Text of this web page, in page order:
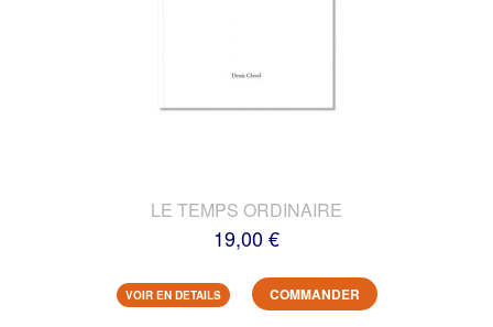
LE TEMPS ORDINAIRE
19,00 €
VOIR EN DETAILS COMMANDER